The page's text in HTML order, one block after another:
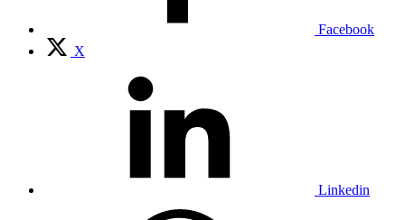
Facebook
X
Linkedin